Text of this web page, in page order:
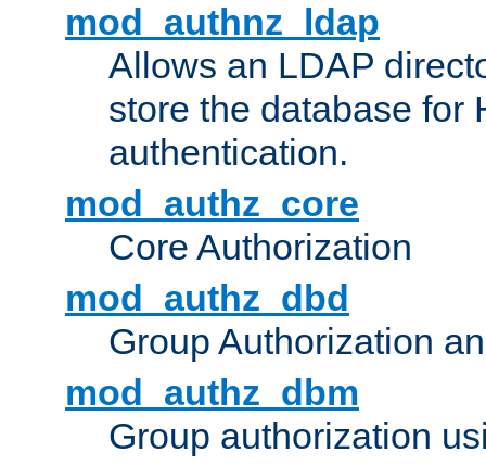
mod_authnz_ldap
Allows an LDAP
store the database for
authentication.
mod_authz_core
Core Authorization
mod_authz_dbd
Group Authorization
mod_authz_dbm
Group authorization